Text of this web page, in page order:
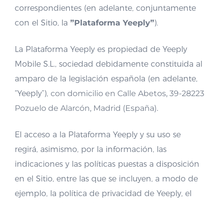
correspondientes (en adelante, conjuntamente
con el Sitio, la ”Plataforma Yeeply”).
La Plataforma Yeeply es propiedad de Yeeply
Mobile S.L., sociedad debidamente constituida al
amparo de la legislación española (en adelante,
“Yeeply”), con domicilio en Calle Abetos, 39-28223
Pozuelo de Alarcón, Madrid (España).
El acceso a la Plataforma Yeeply y su uso se
regirá, asimismo, por la información, las
indicaciones y las políticas puestas a disposición
en el Sitio, entre las que se incluyen, a modo de
ejemplo, la política de privacidad de Yeeply, el